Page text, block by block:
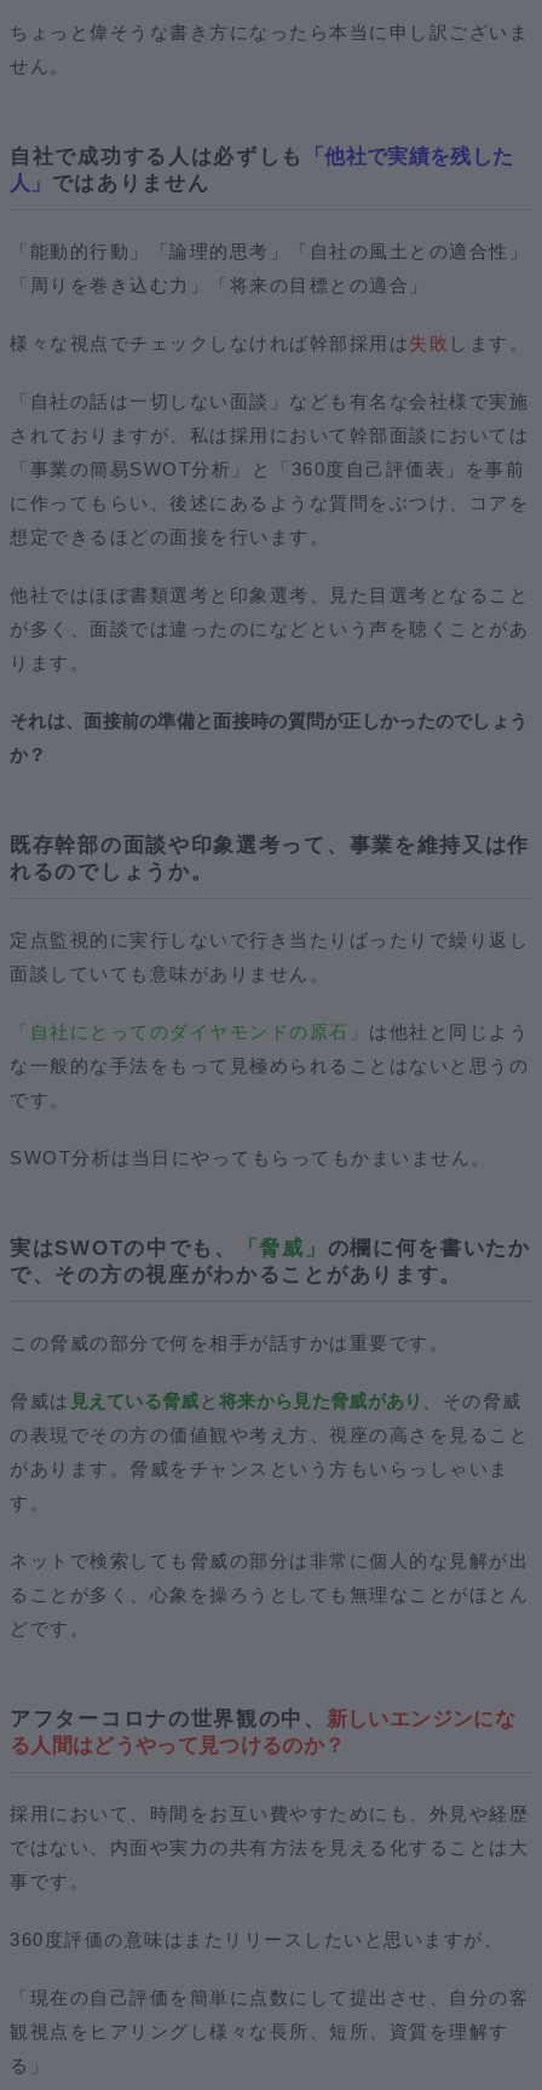
ちょっと偉そうな書き方になったら本当に申し訳ございま
せん。
自社で成功する人は必ずしも
「他社で実績を残した
人」 ではありません
「能動的行動」「論理的思考」「自社の風土との適合性」
「周りを巻き込む力」「将来の目標との適合」
様々な視点でチェックしなければ幹部採用は失敗 します。
「自社の話は一切しない面談」なども有名な会社様で実施
されておりますが、私は採用において幹部面談においては
「事業の簡易SWOT分析」と「360度自己評価表」を事前
に作ってもらい、後述にあるような質問をぶつけ、コアを
想定できるほどの面接を行います。
他社ではほぼ書類選考と印象選考、見た目選考となること
が多く、面談では違ったのになどという声を聴くことがあ
ります。
それは、面接前の準備と面接時の質問が正しかったのでしょう
か？
既存幹部の面談や印象選考って、事業を維持又は作
れるのでしょうか。
定点監視的に実行しないで行き当たりばったりで繰り返し
面談していても意味がありません。
「自社にとってのダイヤモンドの原石」 は他社と同じよう
な一般的な手法をもって見極められることはないと思うの
です。
SWOT分析は当日にやってもらってもかまいません。
実はSWOTの中でも、 「脅威」 の欄に何を書いたか
で、その方の視座がわかることがあります。
この脅威の部分で何を相手が話すかは重要です。
脅威は 見えている脅威 と将来から見た脅威があり
、その脅威
の表現でその方の価値観や考え方、視座の高さを見ること
があります。脅威をチャンスという方もいらっしゃいま
す。
ネットで検索しても脅威の部分は非常に個人的な見解が出
ることが多く、心象を操ろうとしても無理なことがほとん
どです。
アフターコロナの世界観の中、 新しいエンジンにな
る人間はどうやって見つけるのか？
採用において、時間をお互い費やすためにも、外見や経歴
ではない、内面や実力の共有方法を見える化することは大
事です。
360度評価の意味はまたリリースしたいと思いますが、
「現在の自己評価を簡単に点数にして提出させ、自分の客
観視点をヒアリングし様々な長所、短所、資質を理解す
る」